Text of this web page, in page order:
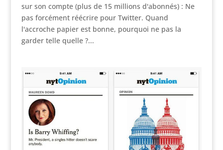
sur son compte (plus de 15 millions d'abonnés) : Ne
pas forcément réécrire pour Twitter. Quand
l'accroche papier est bonne, pourquoi ne pas la
garder telle quelle ?...